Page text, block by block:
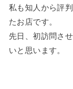
私も知人から評
たお店です。
先日、初訪問さ
いと思います。